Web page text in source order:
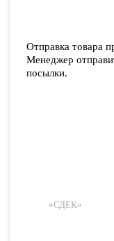
Отправка товара
Менеджер
посылки.
«СДЕК»